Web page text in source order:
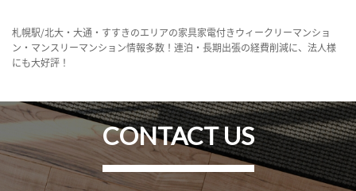
札幌駅/北大・大通・すすきのエリアの家具家電付きウィークリーマンショ
ン・マンスリーマンション情報多数！連泊・長期出張の経費削減に、法人様
にも大好評！
CONTACT US